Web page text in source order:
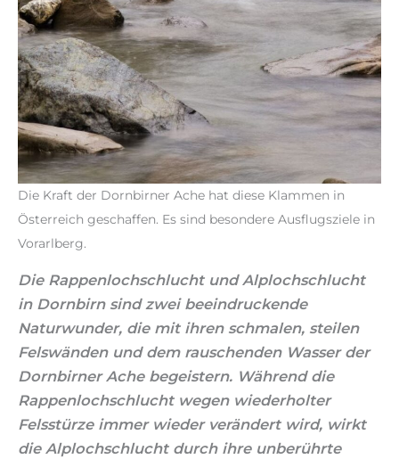
Die Kraft der Dornbirner Ache hat diese Klammen in
Österreich geschaffen. Es sind besondere Ausflugsziele in
Vorarlberg.
Die Rappenlochschlucht und Alplochschlucht
in Dornbirn sind zwei beeindruckende
Naturwunder, die mit ihren schmalen, steilen
Felswänden und dem rauschenden Wasser der
Dornbirner Ache begeistern. Während die
Rappenlochschlucht wegen wiederholter
Felsstürze immer wieder verändert wird, wirkt
die Alplochschlucht durch ihre unberührte